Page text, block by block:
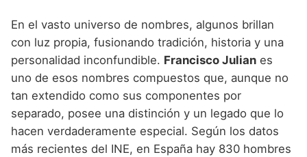
Nombres de niño que empiezan por D
Nombres de niño que empiezan por E
Nombres de niño que empiezan por F
Nombres de niño que empiezan por G
Nombres de niño que empiezan por H
Nombres de Niño Asturianos
Nombres de Niño Baleares
Nombres de Niño Canarios
Nombres de Niño Cantabros
Nombres de Niño Castellanos
Nombres de Niño Celtas
Nombres de Niño Egipcios
Nombres de Niño Griegos
Nombres de Niño Mitologicos
Nombres de Niño Romanos
Nombres de Niño Alemanes
Nombres de Niño Americanos
Nombres de Niño Arabes
Nombres de Niño Chinos
Nombres de Niño Franceses
Buscar
En el vasto universo de nombres, algunos brillan
con luz propia, fusionando tradición, historia y una
personalidad inconfundible. Francisco Julian es
uno de esos nombres compuestos que, aunque no
tan extendido como sus componentes por
separado, posee una distinción y un legado que lo
hacen verdaderamente especial. Según los datos
más recientes del INE, en España hay 830 hombres